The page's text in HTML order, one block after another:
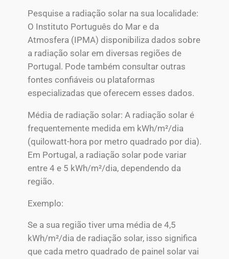
Pesquise a radiação solar na sua localidade:
O Instituto Português do Mar e da
Atmosfera (IPMA) disponibiliza dados sobre
a radiação solar em diversas regiões de
Portugal. Pode também consultar outras
fontes confiáveis ou plataformas
especializadas que oferecem esses dados.
Média de radiação solar: A radiação solar é
frequentemente medida em kWh/m²/dia
(quilowatt-hora por metro quadrado por dia).
Em Portugal, a radiação solar pode variar
entre 4 e 5 kWh/m²/dia, dependendo da
região.
Exemplo:
Se a sua região tiver uma média de 4,5
kWh/m²/dia de radiação solar, isso significa
que cada metro quadrado de painel solar vai